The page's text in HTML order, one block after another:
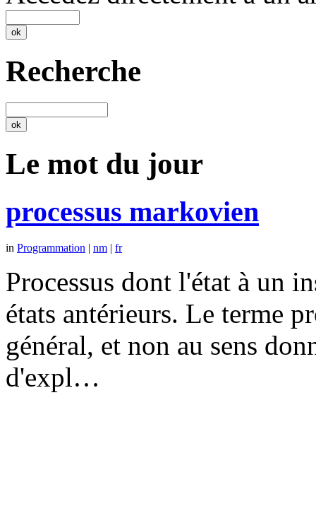
Recherche
Le mot du jour
processus markovien
in Programmation | nm | fr
Processus dont l'état à un
états antérieurs. Le terme
général, et non au sens
d'expl…